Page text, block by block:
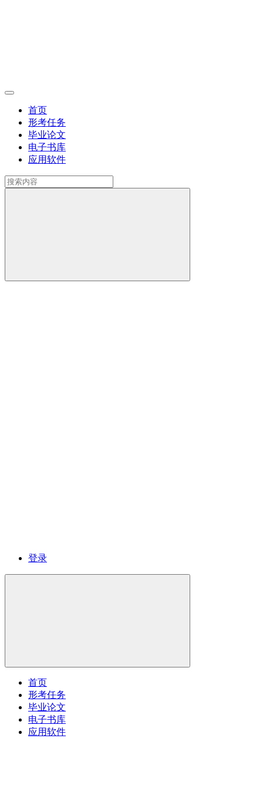
首页
形考任务
毕业论文
电子书库
应用软件
登录
首页
形考任务
毕业论文
电子书库
应用软件